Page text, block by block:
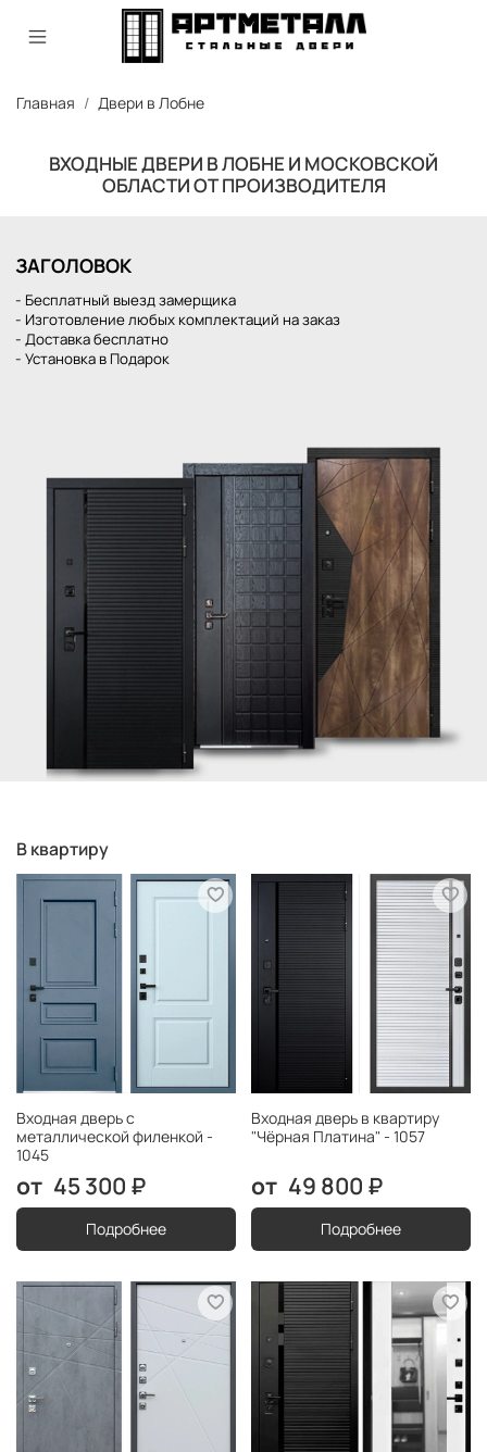
Главная Двери в Лобне
ВХОДНЫЕ ДВЕРИ В ЛОБНЕ И МОСКОВСКОЙ
ОБЛАСТИ ОТ ПРОИЗВОДИТЕЛЯ
ЗАГОЛОВОК
- Бесплатный выезд замерщика
- Изготовление любых комплектаций на заказ
- Доставка бесплатно
- Установка в Подарок
В квартиру
Входная дверь с
металлической филенкой -
1045
45 300 ₽
Подробнее
Входная дверь в квартиру
"Чёрная Платина" - 1057
49 800 ₽
Подробнее